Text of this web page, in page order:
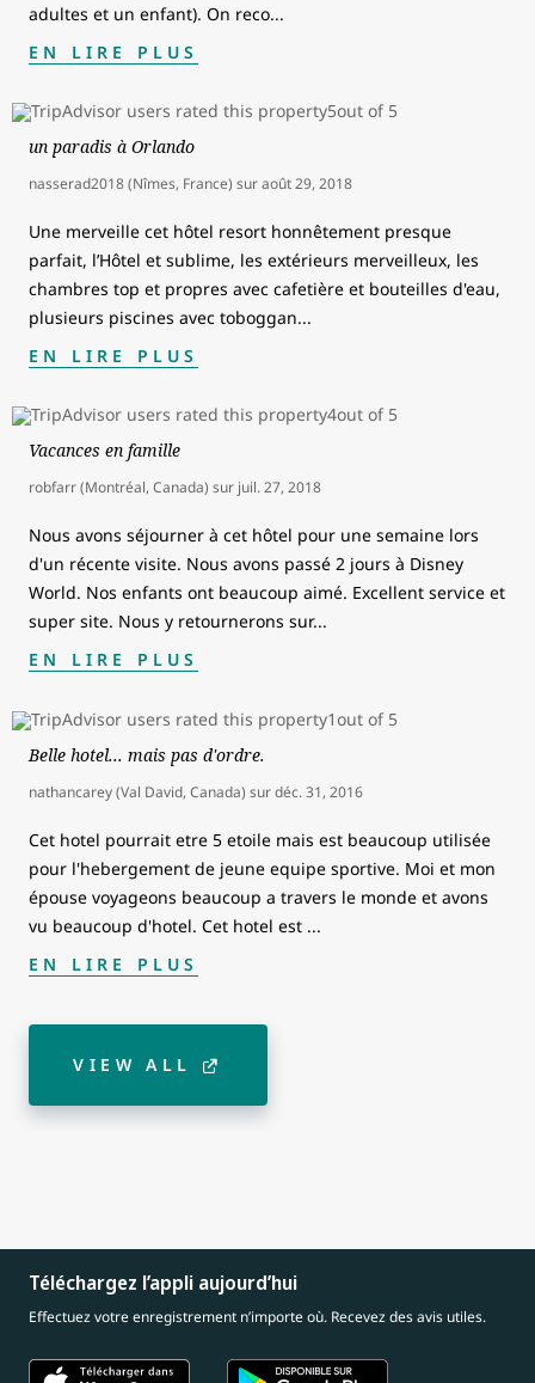
adultes et un enfant). On reco...
EN LIRE PLUS
un paradis à Orlando
nasserad2018 (Nîmes, France) suraoût 29, 2018
Une merveille cet hôtel resort honnêtement presque
parfait, l’Hôtel et sublime, les extérieurs merveilleux, les
chambres top et propres avec cafetière et bouteilles d'eau,
plusieurs piscines avec toboggan...
EN LIRE PLUS
Vacances en famille
robfarr (Montréal, Canada) sur juil. 27, 2018
Nous avons séjourner à cet hôtel pour une semaine lors
d'un récente visite. Nous avons passé 2 jours à Disney
World. Nos enfants ont beaucoup aimé. Excellent service et
super site. Nous y retournerons sur...
EN LIRE PLUS
Belle hotel... mais pas d'ordre.
nathancarey (Val David, Canada) surdéc. 31, 2016
Cet hotel pourrait etre 5 etoile mais est beaucoup utilisée
pour l'hebergement de jeune equipe sportive. Moi et mon
épouse voyageons beaucoup a travers le monde et avons
vu beaucoup d'hotel. Cet hotel est ...
EN LIRE PLUS
VIEW ALL
Téléchargez l’appli aujourd’hui
Effectuez votre enregistrement n’importe où. Recevez des avis utiles.